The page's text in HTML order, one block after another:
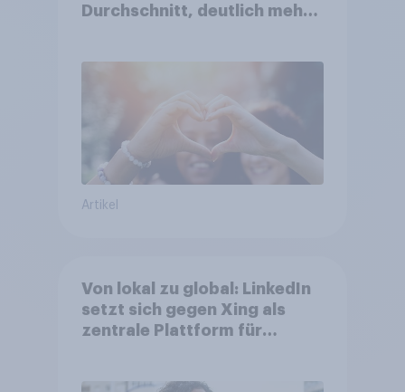
Durchschnitt, deutlich mehr
Artikel
Von lokal zu global: LinkedIn
setzt sich gegen Xing als
zentrale Plattform für